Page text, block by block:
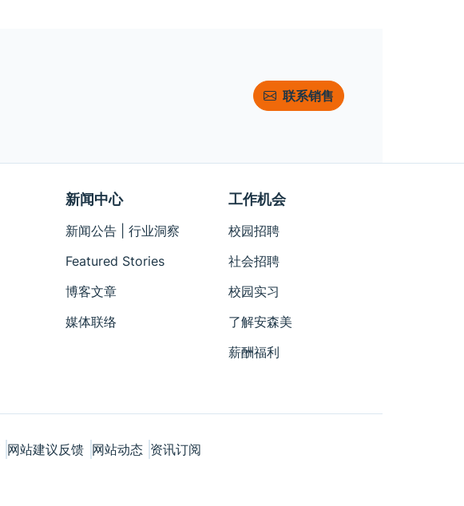
联系销售
新闻中心
新闻公告 | 行业洞察
Featured Stories
博客文章
媒体联络
工作机会
校园招聘
社会招聘
校园实习
了解安森美
薪酬福利
网站建议反馈 网站动态 资讯订阅